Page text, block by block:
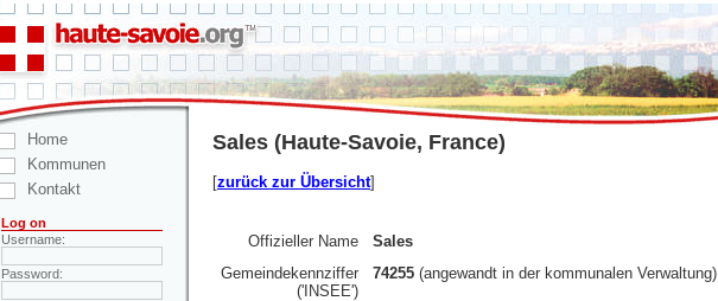
Home
Kommunen
Kontakt
Log on
Username:
Password:
Sales (Haute-Savoie, France)
[zurück zur Übersicht]
Offizieller Name
Sales
Gemeindekennziffer
('INSEE')
74255 (angewandt in der kommunalen Verwaltung)